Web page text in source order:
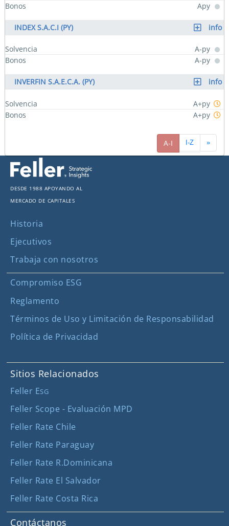
Bonos
Apy
INDEX S.A.C.I (PY) info
Solvencia
A-py
Bonos
A-py
INVERFIN S.A.E.C.A. (PY) info
Solvencia
A+py
Bonos
A+py
A-I I-Z »
Desde 1988 apoyando al
mercado de capitales
Historia
Ejecutivos
Trabaja con nosotros
Compromiso ESG
Reglamento
Términos de Uso y Limitación de Responsabilidad
Política de Privacidad
Sitios Relacionados
Feller ESG
Feller Scope - Evaluación MPD
Feller Rate Chile
Feller Rate Paraguay
Feller Rate R.Dominicana
Feller Rate El Salvador
Feller Rate Costa Rica
Contáctanos